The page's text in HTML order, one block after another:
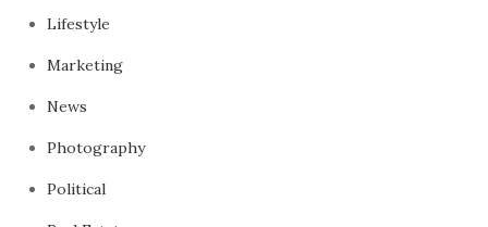
Lifestyle
Marketing
News
Photography
Political